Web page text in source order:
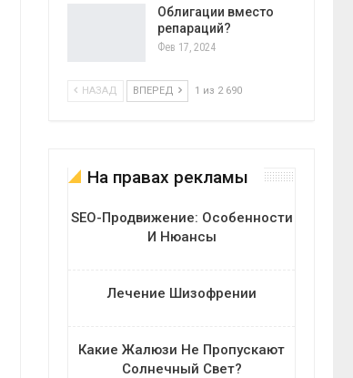
Облигации вместо
репараций?
Фев 17, 2024
НАЗАД ВПЕРЕД 1 из 2 690
На правах рекламы
SEO-Продвижение: Особенности
И Нюансы
Лечение Шизофрении
Какие Жалюзи Не Пропускают
Солнечный Свет?